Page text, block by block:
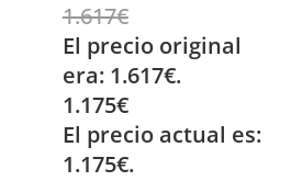
1.617€
El precio original
era: 1.617€.
1.175€
El precio actual es:
1.175€.